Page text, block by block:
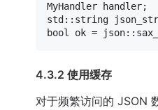
MyHandler handler;
std::string
bool ok = json::
4.3.2 使用缓存
对于频繁访问的 JSON